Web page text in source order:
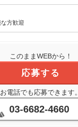
方歓迎
このままWEBから！
応募する
お電話でも応募できます。
03-6682-4660